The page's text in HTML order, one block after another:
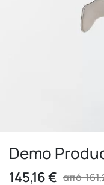
Demo
από
145,16€